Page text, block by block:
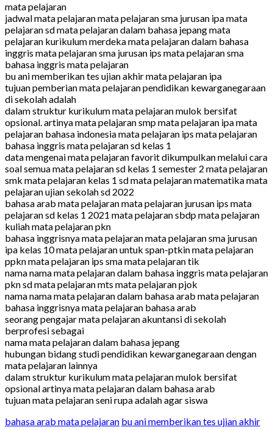
mata pelajaran
jadwal mata pelajaran mata pelajaran sma jurusan ipa mata
pelajaran sd mata pelajaran dalam bahasa jepang mata
pelajaran kurikulum merdeka mata pelajaran dalam bahasa
inggris mata pelajaran sma jurusan ips mata pelajaran sma
bahasa inggris mata pelajaran
bu ani memberikan tes ujian akhir mata pelajaran ipa
tujuan pemberian mata pelajaran pendidikan kewarganegaraan
di sekolah adalah
dalam struktur kurikulum mata pelajaran mulok bersifat
opsional. artinya mata pelajaran smp mata pelajaran ipa mata
pelajaran bahasa indonesia mata pelajaran ips mata pelajaran
bahasa inggris mata pelajaran sd kelas 1
data mengenai mata pelajaran favorit dikumpulkan melalui cara
soal semua mata pelajaran sd kelas 1 semester 2 mata pelajaran
smk mata pelajaran kelas 1 sd mata pelajaran matematika mata
pelajaran ujian sekolah sd 2022
bahasa arab mata pelajaran mata pelajaran jurusan ips mata
pelajaran sd kelas 1 2021 mata pelajaran sbdp mata pelajaran
kuliah mata pelajaran pkn
bahasa inggrisnya mata pelajaran mata pelajaran sma jurusan
ipa kelas 10 mata pelajaran untuk span-ptkin mata pelajaran
ppkn mata pelajaran ips sma mata pelajaran tik
nama nama mata pelajaran dalam bahasa inggris mata pelajaran
pkn sd mata pelajaran mts mata pelajaran pjok
nama nama mata pelajaran dalam bahasa arab mata pelajaran
bahasa inggrisnya mata pelajaran bahasa arab
seorang pengajar mata pelajaran akuntansi di sekolah
berprofesi sebagai
nama mata pelajaran dalam bahasa jepang
hubungan bidang studi pendidikan kewarganegaraan dengan
mata pelajaran lainnya
dalam struktur kurikulum mata pelajaran mulok bersifat
opsional artinya mata pelajaran dalam bahasa arab
tujuan mata pelajaran seni rupa adalah agar siswa
bahasa arab mata pelajaran bu ani memberikan tes ujian akhir